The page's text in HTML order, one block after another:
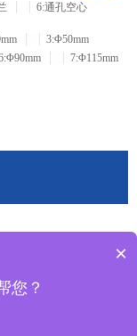
6:通孔空心
3:Φ50mm
7:Φ115mm
×
您？